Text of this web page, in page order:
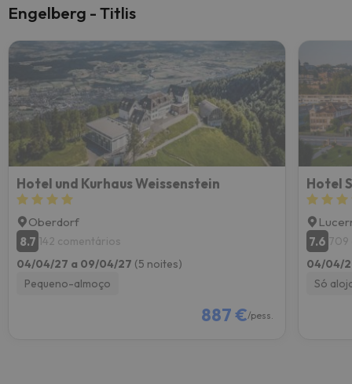
Engelberg - Titlis
Hotel und Kurhaus Weissenstein
Oberdorf
8.7 142 comentários
04/04/27 a 09/04/27 (5 noites)
Pequeno-almoço
887 €/pess.
Hotel
7.6 709
04/04/
Só